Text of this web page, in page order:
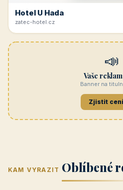
Hotel U Hada
zatec-hotel.cz
📣
Vaše
Banner na
Zjistit
KAM VYRAZIT Oblíbené
(Jihomoravský
kraj)
Zlínský kraj
Karlovarský